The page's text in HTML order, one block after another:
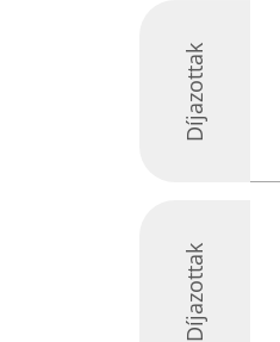
Díjazottak
Díjazottak